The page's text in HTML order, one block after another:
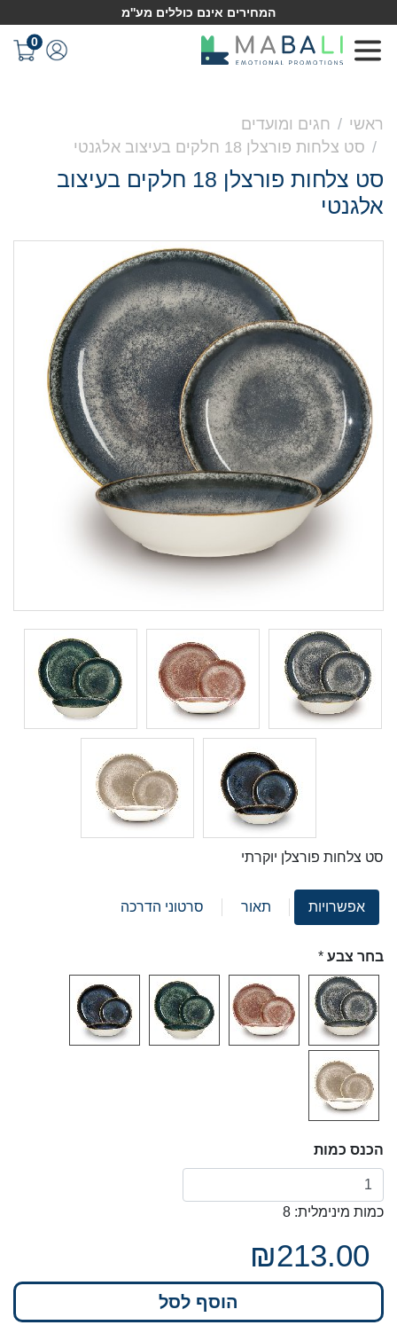
המחירים אינם כוללים מע''מ
0
ראשי
חגים ומועדים
סט צלחות פורצלן 18 חלקים בעיצוב אלגנטי
סט צלחות פורצלן 18 חלקים בעיצוב
אלגנטי
סט צלחות פורצלן יוקרתי
אפשרויות תאור סרטוני הדרכה
בחר צבע *
הכנס כמות
כמות מינימלית: 8
₪213.00
הוסף לסל